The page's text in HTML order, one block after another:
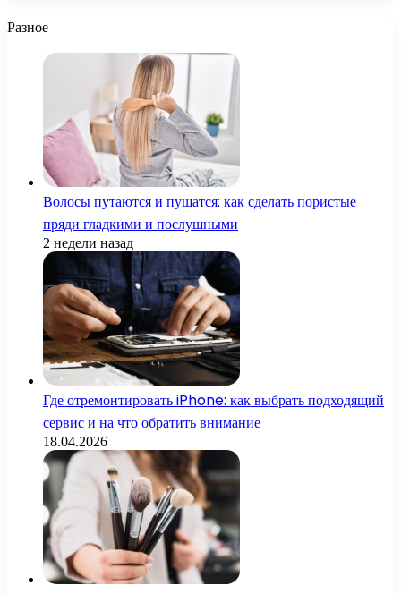
Разное
Волосы путаются и пушатся: как сделать пористые
пряди гладкими и послушными
2 недели назад
Где отремонтировать iPhone: как выбрать подходящий
сервис и на что обратить внимание
18.04.2026